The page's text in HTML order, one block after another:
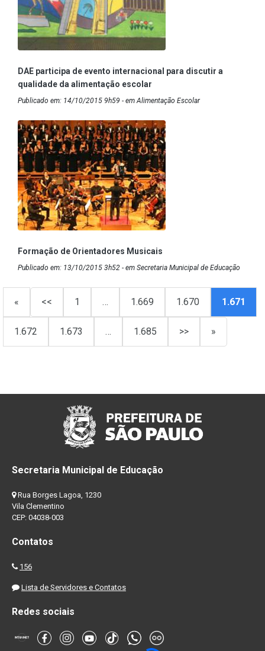
DAE participa de evento internacional para discutir a
qualidade da alimentação escolar
Publicado em: 14/10/2015 9h59 - em Alimentação Escolar
Formação de Orientadores Musicais
Publicado em: 13/10/2015 3h52 - em Secretaria Municipal de Educação
« << 1 … 1.669 1.670 1.671
1.672 1.673 … 1.685 >> »
Secretaria Municipal de Educação
Rua Borges Lagoa, 1230
Vila Clementino
CEP: 04038-003
Contatos
156
Lista de Servidores e Contatos
Redes sociais